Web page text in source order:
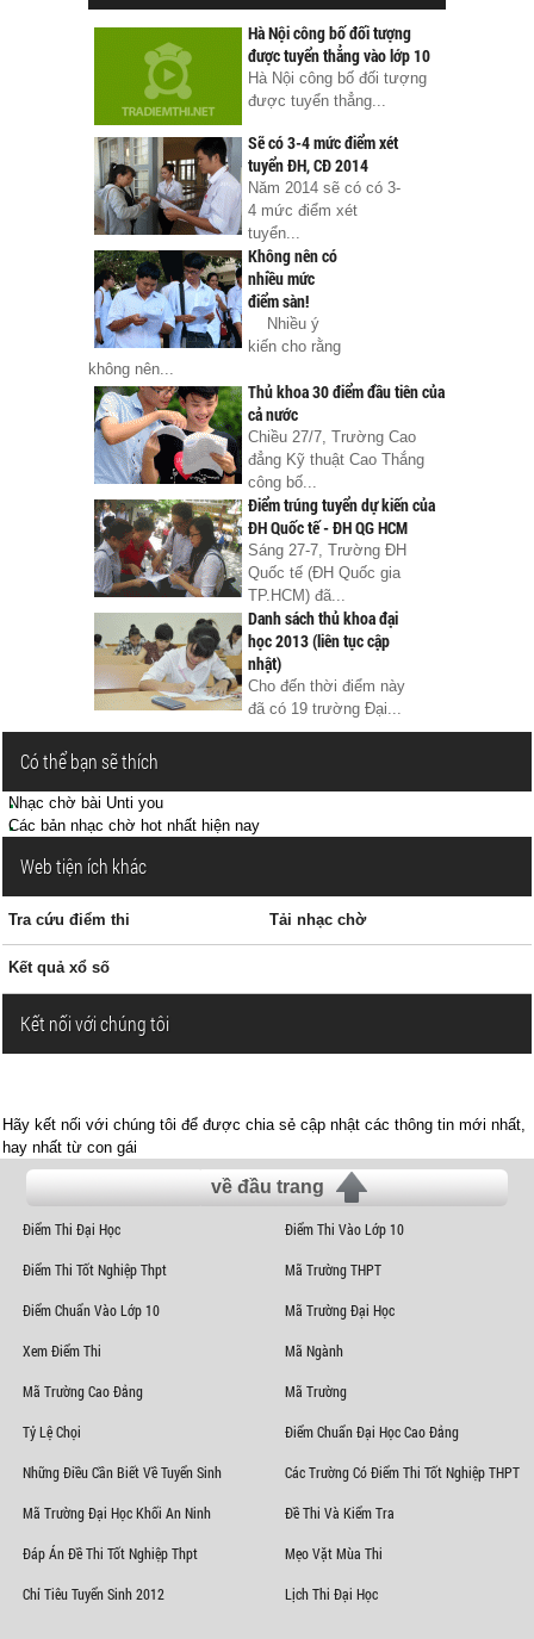
Hà Nội công bố đối tượng
được tuyển thẳng vào lớp 10
Hà Nội công bố đối tượng
được tuyển thẳng...
Sẽ có 3-4 mức điểm xét
tuyển ĐH, CĐ 2014
Năm 2014 sẽ có có 3-
4 mức điểm xét
tuyển...
Không nên có
nhiều mức
điểm sàn!
Nhiều ý
kiến cho rằng
không nên...
Thủ khoa 30 điểm đầu tiên của
cả nước
Chiều 27/7, Trường Cao
đẳng Kỹ thuật Cao Thắng
công bố...
Điểm trúng tuyển dự kiến của
ĐH Quốc tế - ĐH QG HCM
Sáng 27-7, Trường ĐH
Quốc tế (ĐH Quốc gia
TP.HCM) đã...
Danh sách thủ khoa đại
học 2013 (liên tục cập
nhật)
Cho đến thời điểm này
đã có 19 trường Đại...
Có thể bạn sẽ thích
Nhạc chờ bài Unti you
Các bản nhạc chờ hot nhất hiện nay
Web tiện ích khác
Tra cứu điểm thi Tải nhạc chờ
Kết quả xổ số
Kết nối với chúng tôi
Hãy kết nối với chúng tôi để được chia sẻ cập nhật các thông tin mới nhất,
hay nhất từ con gái
về đầu trang
Điểm Thi Đại Học Điểm Thi Vào Lớp 10
Điểm Thi Tốt Nghiệp Thpt Mã Trường THPT
Điểm Chuẩn Vào Lớp 10 Mã Trường Đại Học
Xem Điểm Thi Mã Ngành
Mã Trường Cao Đẳng Mã Trường
Tỷ Lệ Chọi Điểm Chuẩn Đại Học Cao Đẳng
Những Điều Cần Biết Về Tuyển Sinh Các Trường Có Điểm Thi Tốt Nghiệp THPT
Mã Trường Đại Học Khối An Ninh Đề Thi Và Kiểm Tra
Đáp Án Đề Thi Tốt Nghiệp Thpt Mẹo Vặt Mùa Thi
Chỉ Tiêu Tuyển Sinh 2012 Lịch Thi Đại Học